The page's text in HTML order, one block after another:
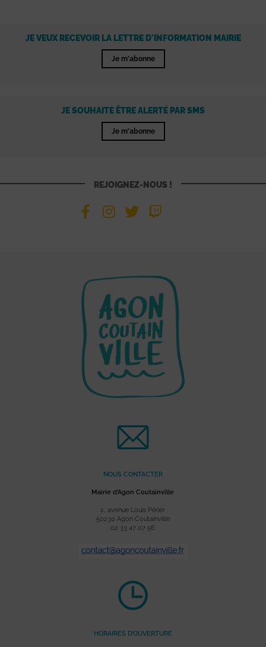
JE VEUX RECEVOIR LA LETTRE D'INFORMATION MAIRIE
Je m'abonne
JE SOUHAITE ÊTRE ALERTÉ PAR SMS
Je m'abonne
REJOIGNEZ-NOUS !
NOUS CONTACTER
Mairie d’Agon Coutainville
2, avenue Louis Périer
50230 Agon Coutainville
02 33 47 07 56
HORAIRES D’OUVERTURE